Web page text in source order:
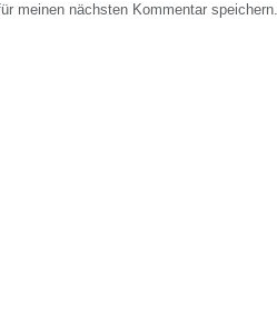
meinen nächsten Kommentar speichern.